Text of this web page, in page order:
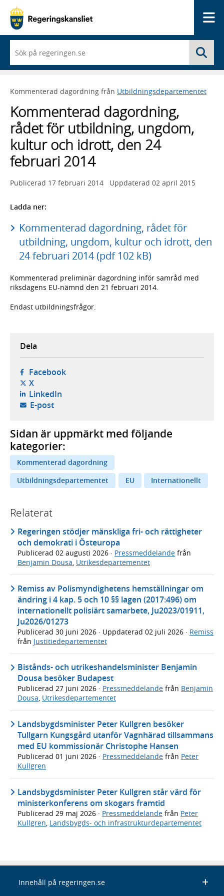
du
börjar
skriva
framträder
lista
med
sökförslag
Kommenterad dagordning från Utbildningsdepartementet
Kommenterad dagordning,
rådet för utbildning, ungdom,
kultur och idrott, den 24
februari 2014
Publicerad 17 februari 2014 Uppdaterad 02 april 2015
Ladda ner:
Kommenterad dagordning, rådet för
utbildning, ungdom, kultur och idrott, den
24 februari 2014 (pdf 102 kB)
Kommenterad preliminär dagordning inför samråd med
riksdagens EU-nämnd den 21 februari 2014.
Endast utbildningsfrågor.
Dela
Facebook- öppnas i ny flik, extern webbplats,
X- öppnas i ny flik, extern webbplats,
LinkedIn- öppnas i ny flik, extern webbplats,
E-post- öppnar din e-postklient,
Sidan är uppmärkt med följande
kategorier:
Kommenterad dagordning
Utbildningsdepartementet
EU Internationellt
Relaterat
Regeringen stödjer mänskliga fri- och rättigheter
och demokrati i Östeuropa
Publicerad 02 augusti 2026 · Pressmeddelande från
Benjamin Dousa, Utrikesdepartementet
Remiss av Polismyndighetens hemställningar om
ändring i 4 kap. 5 och 10 §§ lagen (2017:496) om
internationellt polisiärt samarbete, Ju2023/01911,
Ju2026/01273
Publicerad 30 juni 2026 · Uppdaterad 02 juli 2026 · Remiss
från Justitiedepartementet
Bistånds- och utrikeshandelsminister Benjamin
Dousa besöker Budapest
Publicerad 27 juni 2026 · Pressmeddelande från Benjamin
Dousa, Utrikesdepartementet
Landsbygdsminister Peter Kullgren besöker
Tullgarn Kungsgård utanför Vagnhärad tillsammans
med EU kommissionär Christophe Hansen
Publicerad 01 juni 2026 · Pressmeddelande från Peter
Kullgren
Landsbygdsminister Peter Kullgren står värd för
ministerkonferens om skogars framtid
Publicerad 29 maj 2026 · Pressmeddelande från Peter
Kullgren Landsbygds- och infrastrukturdepartementet
Innehåll på regeringen.se